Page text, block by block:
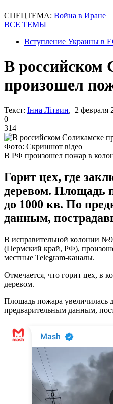
СПЕЦТЕМА: Война в Иране
ВСЕ ТЕМЫ
Вступление Украины в
В российском
произошел
Текст: Інна Літвин, 2 февраля
0
314
Фото: Скриншот відео
В РФ произошел пожар в
Горит цех, где
деревом. Площадь
до 1000 кв. По
данным,
В исправительной колонии
(Пермский край, РФ),
местные Telegram-каналы.
Отмечается, что горит цех, в
деревом.
Площадь пожара увеличилась
предварительным данным,